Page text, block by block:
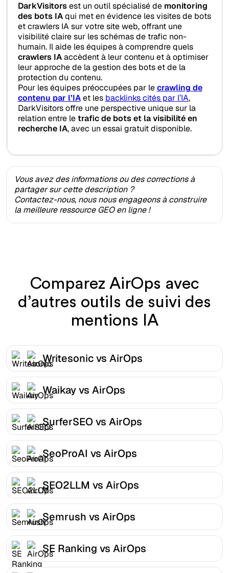
DarkVisitorsest un outil spécialisé de monitoring
des bots IAqui met en évidence les visites de bots
et crawlers IA sur votre site web, offrant une
visibilité claire sur les schémas de trafic non-
humain. Il aide les équipes à comprendre quels
crawlers IAaccèdent à leur contenu et à optimiser
leur approche de la gestion des bots et de la
protection du contenu.
Pour les équipes préoccupées par lecrawling de
contenu par l’IAet les backlinks cités par l’IA,
DarkVisitors offre une perspective unique sur la
relation entre letrafic de bots et la visibilité en
recherche IA, avec un essai gratuit disponible.
Vous avez des informations ou des corrections à
partager sur cette description ?
Contactez-nous, nous nous engageons à construire
la meilleure ressource GEO en ligne !
Comparez AirOps avec
d’autres outils de suivi des
mentions IA
Writesonic vs AirOps
Waikay vs AirOps
SurferSEO vs AirOps
SeoProAI vs AirOps
SEO2LLM vs AirOps
Semrush vs AirOps
SE Ranking vs AirOps